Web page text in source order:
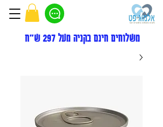
משלוחים חינם בקניה מעל 297 ש"ח